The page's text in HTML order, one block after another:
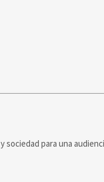
para una